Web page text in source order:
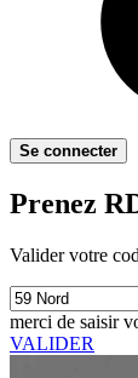
Se connecter
Prenez
Valider votre
merci de saisir
VALIDER